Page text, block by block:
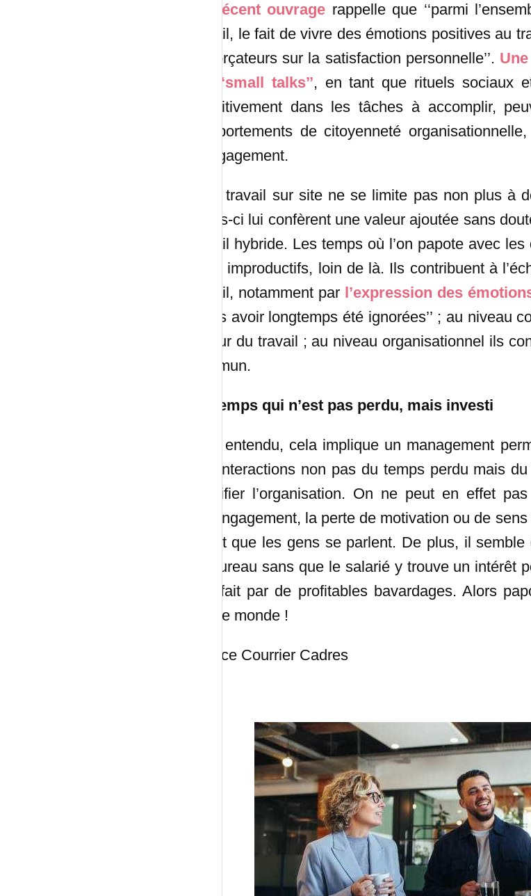
récent ouvrage rappelle que ‘‘parmi
travail, le fait de vivre des émotions positives au
renforçateurs sur la satisfaction personnelle’’.
les ‘‘small talks’’, en tant que rituels sociaux
cognitivement dans les tâches à accomplir,
comportements de citoyenneté
d’engagement.
Si le travail sur site ne se limite pas non plus à
celles-ci lui confèrent une valeur ajoutée sans
travail hybride. Les temps où l’on papote avec
à fait improductifs, loin de là. Ils contribuent à
travail, notamment par l’expression des
après avoir longtemps été ignorées’’ ; au niveau
autour du travail ; au niveau organisationnel ils
commun.
Un temps qui n’est pas perdu, mais investi
Bien entendu, cela implique un management
ces interactions non pas du temps perdu mais
solidifier l’organisation. On ne peut en effet
désengagement, la perte de motivation ou de
le fait que les gens se parlent. De plus, il
au bureau sans que le salarié y trouve un intérêt
satisfait par de profitables bavardages. Alors
tout le monde !
Source Courrier Cadres